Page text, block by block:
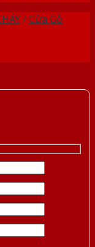
/Cửa Gỗ